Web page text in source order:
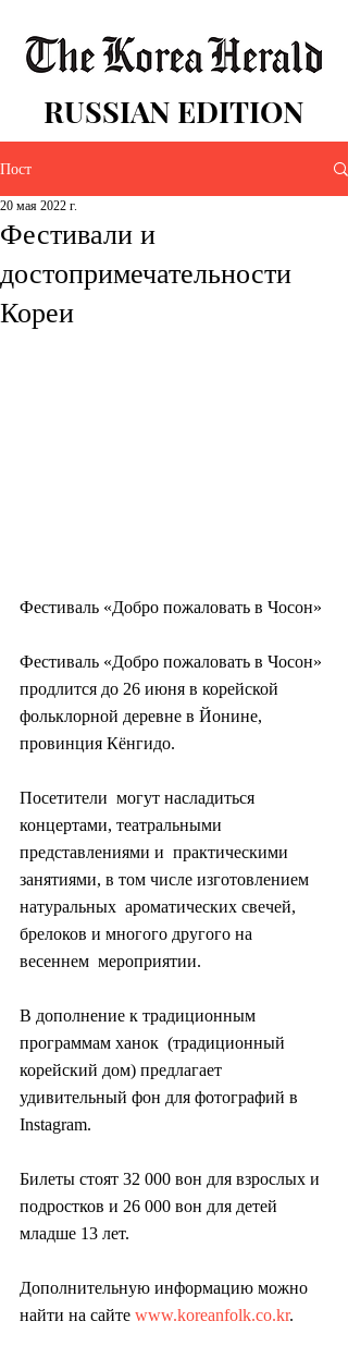
RUSSIAN EDITION
Пост
Фестивали и
достопримечательности
Кореи
20 мая 2022 г.
Фестиваль «Добро пожаловать в Чосон»
Фестиваль «Добро пожаловать в Чосон»
продлится до 26 июня в корейской
фольклорной деревне в Йонине,
провинция Кёнгидо.
Посетители  могут насладиться
концертами, театральными
представлениями и  практическими
занятиями, в том числе изготовлением
натуральных  ароматических свечей,
брелоков и многого другого на
весеннем  мероприятии.
В дополнение к традиционным
программам ханок  (традиционный
корейский дом) предлагает
удивительный фон для фотографий в
Instagram.
Билеты стоят 32 000 вон для взрослых и
подростков и 26 000 вон для детей
младше 13 лет.
Дополнительную информацию можно
найти на сайте www.koreanfolk.co.kr.